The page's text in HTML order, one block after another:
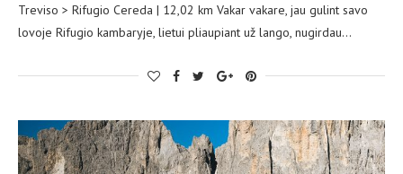
Treviso > Rifugio Cereda | 12,02 km Vakar vakare, jau gulint savo
lovoje Rifugio kambaryje, lietui pliaupiant už lango, nugirdau…